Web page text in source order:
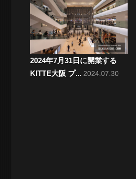
2024年7月31日に開業する
KITTE大阪 プ... 2024.07.30